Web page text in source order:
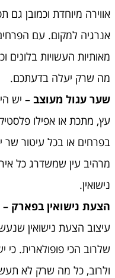
אווירה מיוחדת וכמובן
אנרגיה למקום. עם
מאותיות העשויות
מה שרק יעלה בדעתכם.
שער עגול מעוצב – יש
עץ, מתכת או אפילו
בפרחים או בכל עיטור
מרהיב עין שמשדרג כל
נישואין.
הצעת נישואין בפארק –
עיצוב הצעת נישואין
שלרוב הכי פופולארית.
ולרוב, כל מה שרק לא